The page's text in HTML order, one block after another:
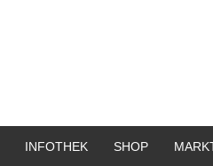
INFOTHEK SHOP